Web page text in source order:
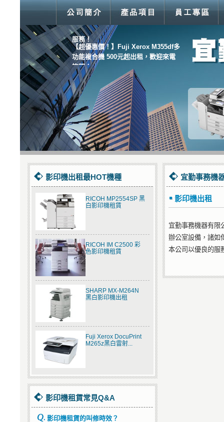
【我們通通有！】傳真機、打卡鐘、
服務！
【超優惠價！】Fuji Xerox M355df多
功能複合機 500元起出租，歡迎來電
詢問！
影印機出租最HOT機種
RICOH MP2554SP 黑
白影印機租賃
RICOH IM C2500 彩
色影印機租賃
SHARP MX-M264N
黑白影印機出租
Fuji Xerox DocuPrint
M265z黑白雷射...
影印機租賃常見Q&A
影印機租賃的叫修時效？
宜勤事務機
影印機出租
宜勤事務機器有限
辦公室設備，諸如
本公司以優良的服